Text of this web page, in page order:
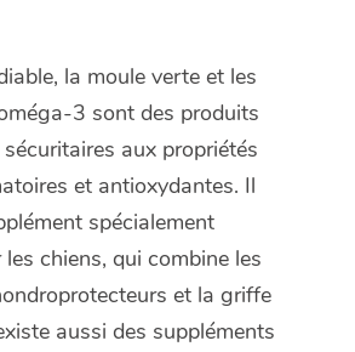
la moule verte et les
3 sont des produits
aux propriétés
et antioxydantes. Il
spécialement
chiens, qui combine les
et la griffe
aussi des suppléments